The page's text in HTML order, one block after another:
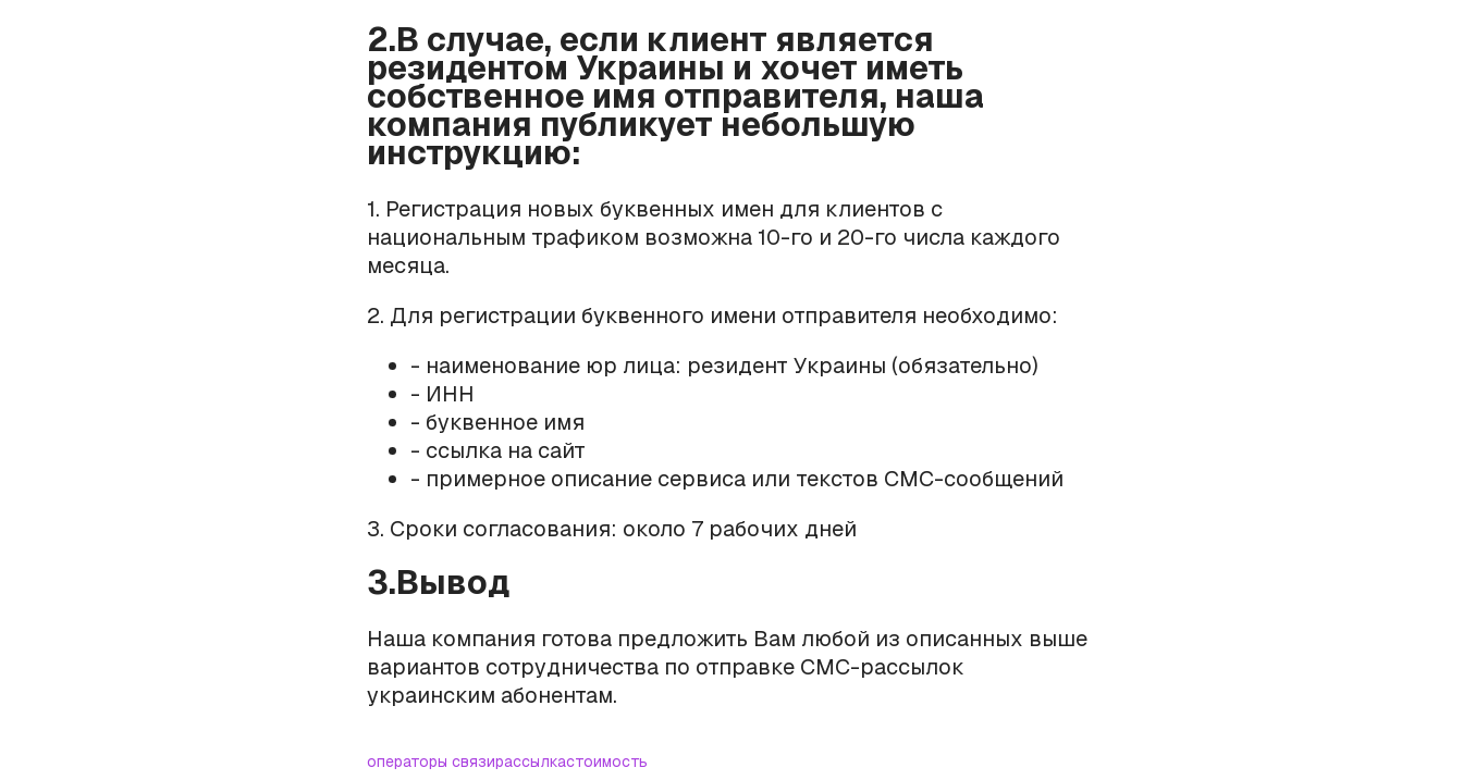
2.В случае, если клиент является
резидентом Украины и хочет иметь
собственное имя отправителя, наша
компания публикует небольшую
инструкцию:
1. Регистрация новых буквенных имен для клиентов с
национальным трафиком возможна 10-го и 20-го числа каждого
месяца.
2. Для регистрации буквенного имени отправителя необходимо:
- наименование юр лица: резидент Украины (обязательно)
- ИНН
- буквенное имя
- ссылка на сайт
- примерное описание сервиса или текстов СМС-сообщений
3. Сроки согласования: около 7 рабочих дней
3.Вывод
Наша компания готова предложить Вам любой из описанных выше
вариантов сотрудничества по отправке СМС-рассылок
украинским абонентам.
операторы связирассылкастоимость